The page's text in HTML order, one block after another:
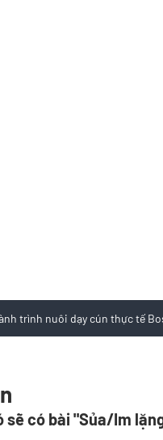
trình nuôi dạy cún thực tế
sẽ có bài "Sủa/Im